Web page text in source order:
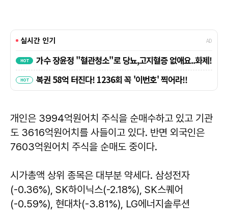
개인은 3994억원어치 주식을 순매수하고 있고 기관
도 3616억원어치를 사들이고 있다. 반면 외국인은
7603억원어치 주식을 순매도 중이다.
시가총액 상위 종목은 대부분 약세다. 삼성전자
(-0.36%), SK하이닉스(-2.18%), SK스퀘어
(-0.59%), 현대차(-3.81%), LG에너지솔루션